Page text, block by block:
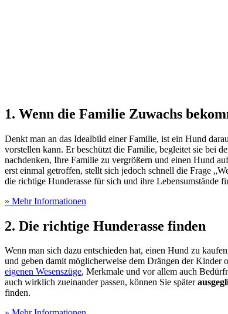
1. Wenn die Familie Zuwachs
Denkt man an das Idealbild einer Familie, ist ein Hund
vorstellen kann. Er beschützt die Familie, begleitet sie bei
nachdenken, Ihre Familie zu vergrößern und einen Hund
erst einmal getroffen, stellt sich jedoch schnell die Frage
die richtige Hunderasse für sich und ihre Lebensumstände
» Mehr Informationen
2. Die richtige Hunderasse finden
Wenn man sich dazu entschieden hat, einen Hund zu
und geben damit möglicherweise dem Drängen der
eigenen Wesenszüge, Merkmale und vor allem auch
auch wirklich zueinander passen, können Sie später
finden.